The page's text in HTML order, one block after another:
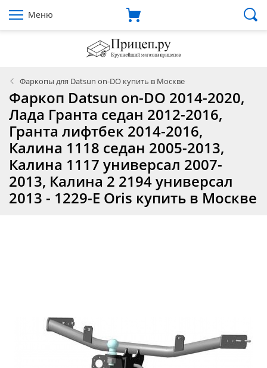
Меню
Фаркопы для Datsun on-DO купить в Москве
Фаркоп Datsun on-DO 2014-2020,
Лада Гранта седан 2012-2016,
Гранта лифтбек 2014-2016,
Калина 1118 седан 2005-2013,
Калина 1117 универсал 2007-
2013, Калина 2 2194 универсал
2013 - 1229-E Oris купить в Москве